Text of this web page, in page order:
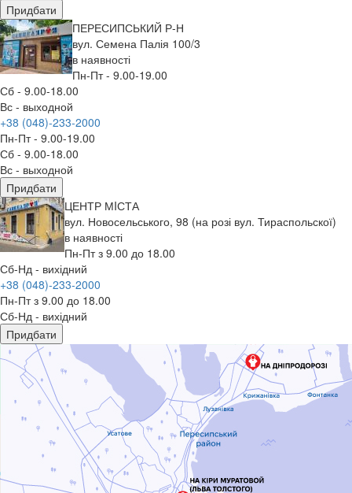
Придбати
ПЕРЕСИПСЬКИЙ Р-Н
вул. Семена Палія 100/3
в наявності
Пн-Пт - 9.00-19.00
Сб - 9.00-18.00
Вс - выходной
+38 (048)-233-2000
Пн-Пт - 9.00-19.00
Сб - 9.00-18.00
Вс - выходной
Придбати
ЦЕНТР МIСТА
вул. Новосельського, 98 (на розі вул. Тираспольскої)
в наявності
Пн-Пт з 9.00 до 18.00
Сб-Нд - вихідний
+38 (048)-233-2000
Пн-Пт з 9.00 до 18.00
Сб-Нд - вихідний
Придбати